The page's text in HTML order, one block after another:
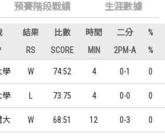
預賽階段戰績 生涯數據
結果 比數 時間 二分
%
RS SCORE MIN 2PM-A %
學 W 74:52 4 0-1 0
學 73:75 4 0-0 0
大 W 68:51 12 0-3 0